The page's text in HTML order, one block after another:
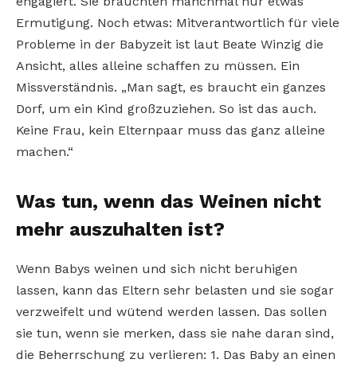
Ermutigung. Noch etwas: Mitverantwortlich für viele
Probleme in der Babyzeit ist laut Beate Winzig die
Ansicht, alles alleine schaffen zu müssen. Ein
Missverständnis. „Man sagt, es braucht ein ganzes
Dorf, um ein Kind großzuziehen. So ist das auch.
Keine Frau, kein Elternpaar muss das ganz alleine
machen.“
Was tun, wenn das Weinen nicht
mehr auszuhalten ist?
Wenn Babys weinen und sich nicht beruhigen
lassen, kann das Eltern sehr belasten und sie sogar
verzweifelt und wütend werden lassen. Das sollen
sie tun, wenn sie merken, dass sie nahe daran sind,
die Beherrschung zu verlieren: 1. Das Baby an einen